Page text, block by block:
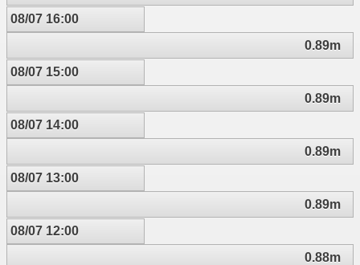
08/07 16:00
0.89m
08/07 15:00
0.89m
08/07 14:00
0.89m
08/07 13:00
0.89m
08/07 12:00
0.88m